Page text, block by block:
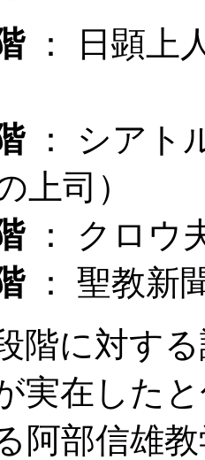
： 日顕上
： シアト
上司）
： クロウ
： 聖教新
階に対す
実在した
阿部信雄